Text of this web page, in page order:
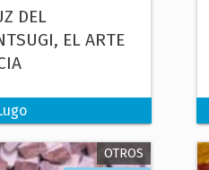
DEL
EL ARTE
OTROS